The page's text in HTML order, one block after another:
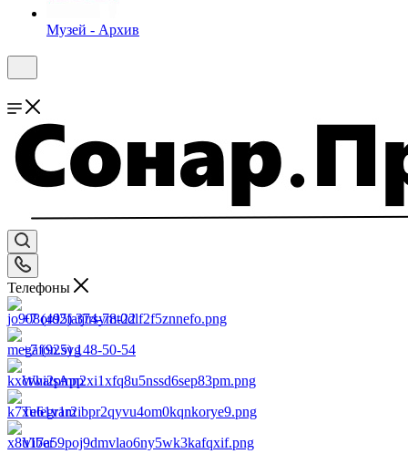
Музей - Архив
Телефоны
+7 (495) 374-78-22
+7 (925) 148-50-54
WhatsApp
Telegram
Viber